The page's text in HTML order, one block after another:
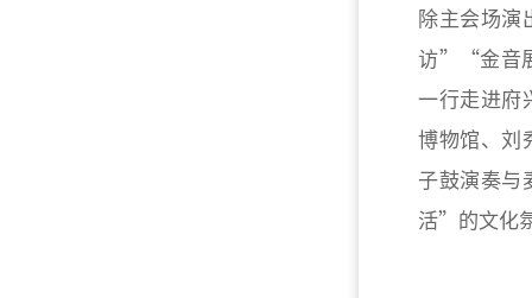
除主会场
访”“金音
一行走进府
博物馆、刘
子鼓演奏与
活”的文化